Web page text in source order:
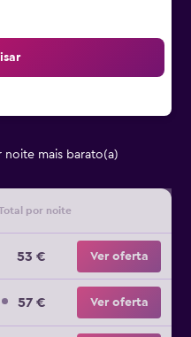
mais barato(a)
por noite
53 € Ver oferta
57 € Ver oferta